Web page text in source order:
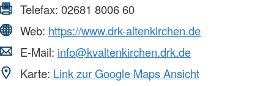
Telefax: 02681 8006 60
Web: https://www.drk-altenkirchen.de
E-Mail: info@kvaltenkirchen.drk.de
Karte: Link zur Google Maps Ansicht